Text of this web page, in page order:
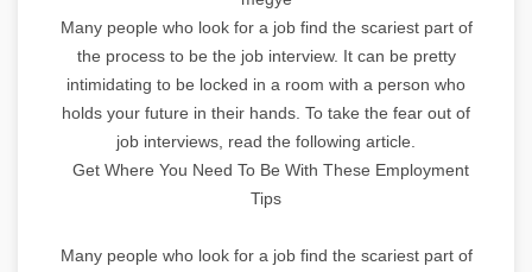
Many people who look for a job find the scariest part of
the process to be the job interview. It can be pretty
intimidating to be locked in a room with a person who
holds your future in their hands. To take the fear out of
job interviews, read the following article.
Get Where You Need To Be With These Employment
Tips
Many people who look for a job find the scariest part of